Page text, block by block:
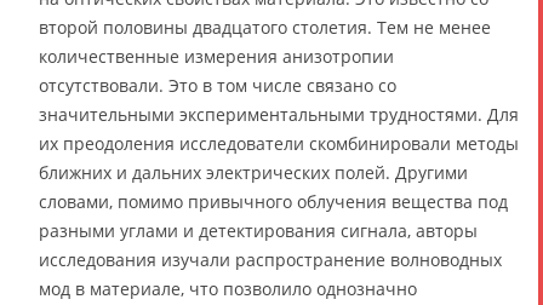
второй половины двадцатого столетия. Тем не менее
количественные измерения анизотропии
отсутствовали. Это в том числе связано со
значительными экспериментальными трудностями. Для
их преодоления исследователи скомбинировали методы
ближних и дальних электрических полей. Другими
словами, помимо привычного облучения вещества под
разными углами и детектирования сигнала, авторы
исследования изучали распространение волноводных
мод в материале, что позволило однозначно